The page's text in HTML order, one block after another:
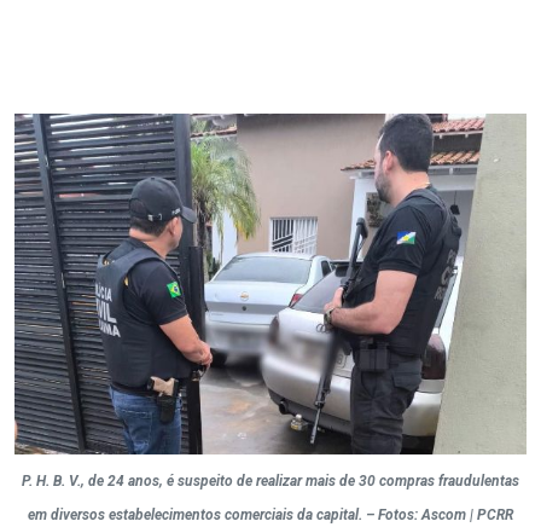
P. H. B. V., de 24 anos, é suspeito de realizar mais de 30 compras fraudulentas
em diversos estabelecimentos comerciais da capital. – Fotos: Ascom | PCRR